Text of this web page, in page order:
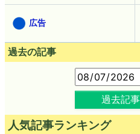
広告
過去の記事
過去記
人気記事ランキング